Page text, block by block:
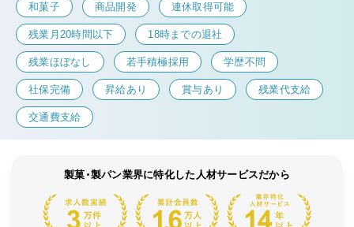
和菓子 商品開発 連休取得可能
残業月20時間以下 18時までの退社
残業ほぼなし 若手積極採用 学歴不問
社保完備 昇給あり 賞与あり 残業代支給
交通費支給
製菓・製パン業界に特化した人材サービスだから